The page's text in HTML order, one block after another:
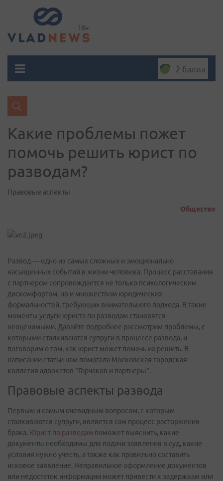
2 балла
Какие проблемы пожет
помочь решить юрист по
разводам?
Правовые аспекты
Общество
Развод — одно из самых сложных и эмоционально
насыщенных событий в жизни человека. Процесс расставания
с партнером сопровождается не только психологическим
дискомфортом, но и множеством юридических
формальностей, требующих внимательного подхода. В такие
моменты услуги юриста по разводам становятся
неоценимыми. Давайте подробнее рассмотрим проблемы, с
которыми сталкиваются супруги в процессе развода, и
поговорим о том, как юрист может помочь их решить. В
написании статьи нам помогала Московская городская
коллегия адвокатов "Горчаков и партнеры".
Правовые аспекты развода
Первым и самым очевидным вопросом, с которым
сталкиваются супруги, является сам процесс расторжения
брака. Юрист по разводам поможет выяснить, какие
документы необходимы для подачи заявления в суд, какие
условия нужно учесть, а также как правильно составить
исковое заявление. Неправильное оформление документов
или недостаток информации может привести к задержкам или